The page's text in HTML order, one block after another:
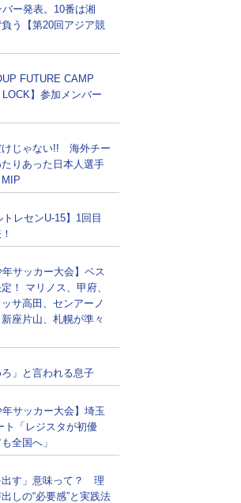
ー発表。10番は湘
う【第20回アジア競
FUTURE CAMP
】参加メンバー
けじゃない!! 海外チー
りあった日本人選手
トレセンU-15】1回目
年サッカー大会】ベス
！ マリノス、甲府、
サ高田、センアーノ
座片山、札幌が準々
ろ」と言われる息子
年サッカー大会】埼玉
ト「レジスタが初優
全国へ」
出す」意味って？ 理
しの“必要感”と実践法